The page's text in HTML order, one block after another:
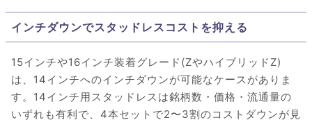
インチダウンでスタッドレスコストを抑える
15インチや16インチ装着グレード(ZやハイブリッドZ)
は、14インチへのインチダウンが可能なケースがありま
す。14インチ用スタッドレスは銘柄数・価格・流通量の
いずれも有利で、4本セットで2〜3割のコストダウンが見